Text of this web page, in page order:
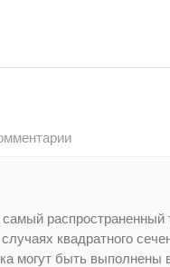
случаях квадратного
могут быть